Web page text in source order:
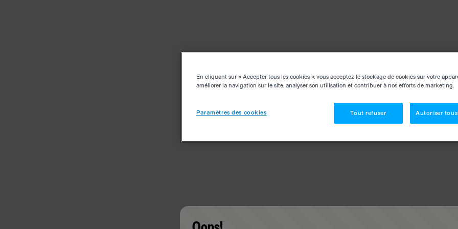
En cliquant sur « Accepter tous les cookies », vous acceptez le stockage de cookies sur votre
améliorer la navigation sur le site, analyser son utilisation et contribuer à nos efforts de marketing.
Paramètres des cookies Tout refuser Autoriser